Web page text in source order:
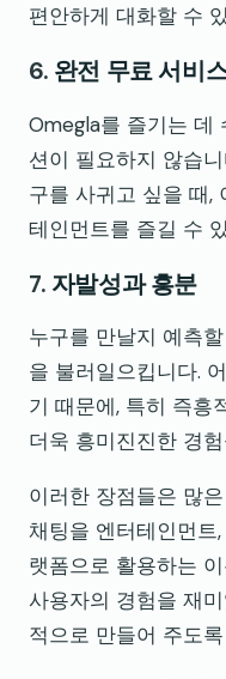
편안하게 대화할 수
6. 완전 무료 서비
Omegla를 즐기는 데
션이 필요하지 않습
구를 사귀고 싶을 때,
테인먼트를 즐길 수
7. 자발성과 흥분
누구를 만날지 예측
을 불러일으킵니다.
기 때문에, 특히 즉흥
더욱 흥미진진한 경
이러한 장점들은 많
채팅을 엔터테인먼트
랫폼으로 활용하는
사용자의 경험을 재
적으로 만들어 주도